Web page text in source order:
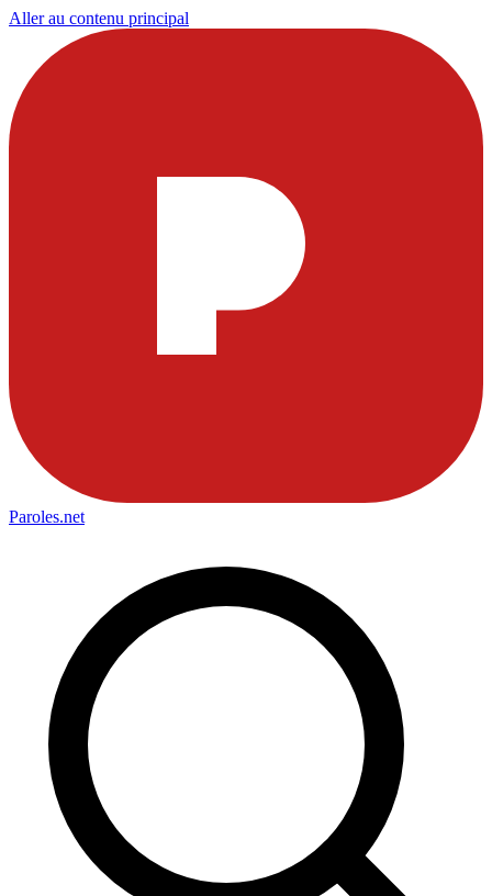
Aller au contenu principal
Paroles.net